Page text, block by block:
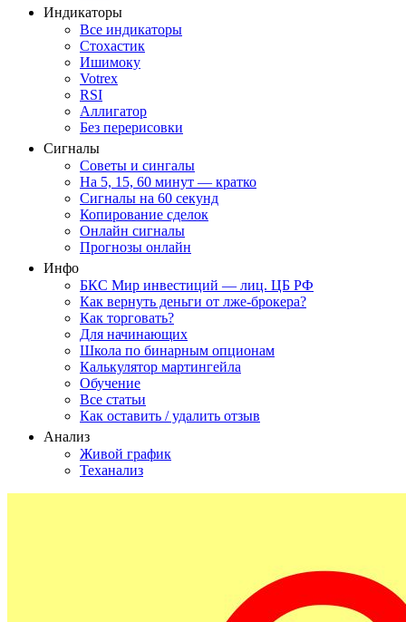
Индикаторы
Все индикаторы
Стохастик
Ишимоку
Votrex
RSI
Аллигатор
Без перерисовки
Сигналы
Советы и сингалы
На 5, 15, 60 минут — кратко
Сигналы на 60 секунд
Копирование сделок
Онлайн сигналы
Прогнозы онлайн
Инфо
БКС Мир инвестиций — лиц. ЦБ РФ
Как вернуть деньги от лже-брокера?
Как торговать?
Для начинающих
Школа по бинарным опционам
Калькулятор мартингейла
Обучение
Все статьи
Как оставить / удалить отзыв
Анализ
Живой график
Теханализ